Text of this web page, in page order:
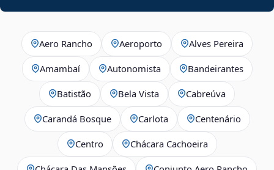
Aero Rancho Aeroporto Alves Pereira
Amambaí Autonomista Bandeirantes
Batistão Bela Vista Cabreúva
Carandá Bosque Carlota Centenário
Centro Chácara Cachoeira